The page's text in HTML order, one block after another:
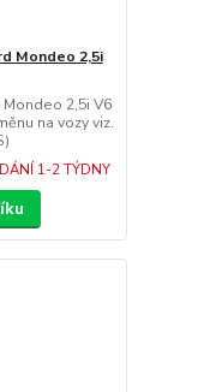
Mondeo 2,5i
2,5i V6
na vozy viz.
1-2 TÝDNY